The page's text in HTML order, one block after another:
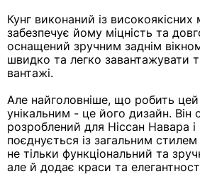
Кунг виконаний із високоякісних
забезпечує йому міцність та
оснащений зручним заднім
швидко та легко завантажувати
вантажі.
Але найголовніше, що робить
унікальним - це його дизайн. Він
розроблений для Ніссан Навара і
поєднується із загальним
не тільки функціональний та
але й додає краси та